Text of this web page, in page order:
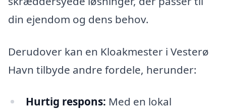
din ejendom og dens behov.
Derudover kan en Kloakmester i Vesterø
Havn tilbyde andre fordele, herunder:
Hurtig respons: Med en lokal